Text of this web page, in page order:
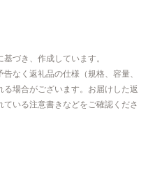
づき、作成しています。
なく返礼品の仕様（規格、容量、
場合がございます。お届けした返
いる注意書きなどをご確認くださ